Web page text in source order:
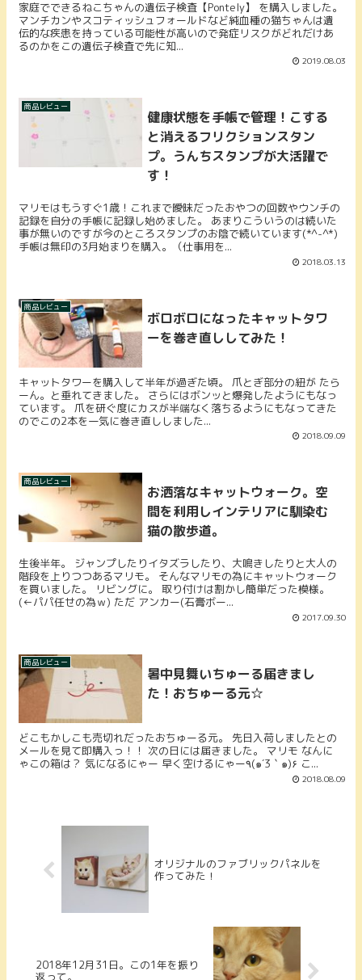
家庭でできるねこちゃんの遺伝子検査【Pontely】 を購入しました。
マンチカンやスコティッシュフォールドなど純血種の猫ちゃんは遺
伝的な疾患を持っている可能性が高いので発症リスクがどれだけあ
るのかをこの遺伝子検査で先に知...
2019.08.03
商品レビュー
健康状態を手帳で管理！こする
と消えるフリクションスタン
プ。うんちスタンプが大活躍で
す！
マリモはもうすぐ1歳！これまで曖昧だったおやつの回数やウンチの
記録を自分の手帳に記録し始めました。 あまりこういうのは続いた
事が無いのですが今のところスタンプのお陰で続いています(*^-^*)
手帳は無印の3月始まりを購入。（仕事用を...
2018.03.13
商品レビュー
ボロボロになったキャットタワ
ーを巻き直ししてみた！
キャットタワーを購入して半年が過ぎた頃。 爪とぎ部分の紐が たら
ーん。と垂れてきました。 さらにはボンッと爆発したようにもなっ
ています。 爪を研ぐ度にカスが半端なく落ちるようにもなってきた
のでこの2本を一気に巻き直ししました...
2018.09.09
商品レビュー
お洒落なキャットウォーク。空
間を利用しインテリアに馴染む
猫の散歩道。
生後半年。 ジャンプしたりイタズラしたり、大鳴きしたりと大人の
階段を上りつつあるマリモ。 そんなマリモの為にキャットウォーク
を買いました。 リビングに。 取り付けは割かし簡単だった模様。
(←パパ任せの為ｗ) ただ アンカー(石膏ボー...
2017.09.30
商品レビュー
暑中見舞いちゅーる届きまし
た！おちゅーる元☆
どこもかしこも売切れだったおちゅーる元。 先日入荷しましたとの
メールを見て即購入っ！！ 次の日には届きました。 マリモ なんに
ゃこの箱は？ 気になるにゃー 早く空けるにゃー٩(๑´3｀๑)۶ こ...
2018.08.09
オリジナルのファブリックパネルを
作ってみた！
2018年12月31日。この1年を振り